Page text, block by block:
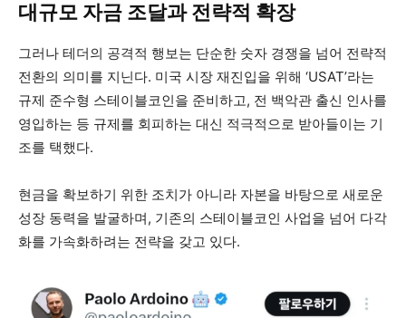
대규모 자금 조달과 전략적 확장
그러나 테더의 공격적 행보는 단순한 숫자 경쟁을 넘어 전략적
전환의 의미를 지닌다. 미국 시장 재진입을 위해 ‘USAT’라는
규제 준수형 스테이블코인을 준비하고, 전 백악관 출신 인사를
영입하는 등 규제를 회피하는 대신 적극적으로 받아들이는 기
조를 택했다.
현금을 확보하기 위한 조치가 아니라 자본을 바탕으로 새로운
성장 동력을 발굴하며, 기존의 스테이블코인 사업을 넘어 다각
화를 가속화하려는 전략을 갖고 있다.